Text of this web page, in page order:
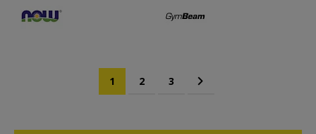
Вы сейчас читаете страницу
1 Страница
2 Страница
3 Страница
Дальше